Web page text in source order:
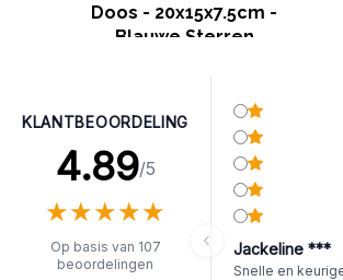
Doos - 20x15x7.5cm -
Blauwe Sterren
KLANTBEOORDELING
4.89/5
★★★★★
★★★★★
Op basis van 107
beoordelingen
Jackeline ***
Snelle en